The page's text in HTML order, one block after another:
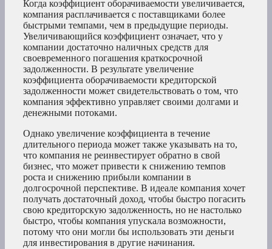
Когда коэффициент оборачиваемости увеличивается,
компания расплачивается с поставщиками более
быстрыми темпами, чем в предыдущие периоды.
Увеличивающийся коэффициент означает, что у
компании достаточно наличных средств для
своевременного погашения краткосрочной
задолженности. В результате увеличение
коэффициента оборачиваемости кредиторской
задолженности может свидетельствовать о том, что
компания эффективно управляет своими долгами и
денежными потоками.
Однако увеличение коэффициента в течение
длительного периода может также указывать на то,
что компания не реинвестирует обратно в свой
бизнес, что может привести к снижению темпов
роста и снижению прибыли компании в
долгосрочной перспективе. В идеале компания хочет
получать достаточный доход, чтобы быстро погасить
свою кредиторскую задолженность, но не настолько
быстро, чтобы компания упускала возможности,
потому что они могли бы использовать эти деньги
для инвестирования в другие начинания.